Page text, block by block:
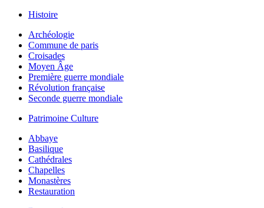
Histoire
Archéologie
Commune de paris
Croisades
Moyen Âge
Première guerre mondiale
Révolution française
Seconde guerre mondiale
Patrimoine Culture
Abbaye
Basilique
Cathédrales
Chapelles
Monastères
Restauration